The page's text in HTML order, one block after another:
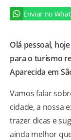
Enviar no
Olá pessoal,
para o turismo
Aparecida em
Vamos falar
cidade, a nossa
trazer dicas e
ainda melhor